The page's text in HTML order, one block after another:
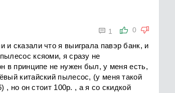
0
 1
и сказали что я выиграла павэр банк, и
ксяоми, я сразу не
в принципе не нужен был, у меня есть,
китайский пылесос, (у меня такой
но он стоит 100р. , а я со скидкой